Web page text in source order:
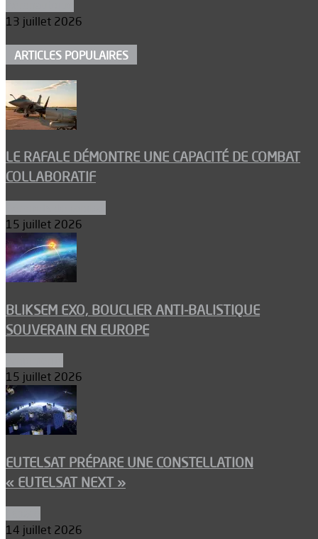
13 juillet 2026
ARTICLES POPULAIRES
LE RAFALE DÉMONTRE UNE CAPACITÉ DE COMBAT
COLLABORATIF
15 juillet 2026
BLIKSEM EXO, BOUCLIER ANTI-BALISTIQUE
SOUVERAIN EN EUROPE
15 juillet 2026
EUTELSAT PRÉPARE UNE CONSTELLATION
« EUTELSAT NEXT »
14 juillet 2026